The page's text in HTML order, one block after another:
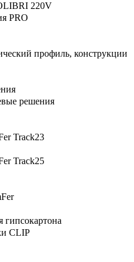
220V
PRO
профиль, конструкции
решения
Track23
Track25
гипсокартона
CLIP